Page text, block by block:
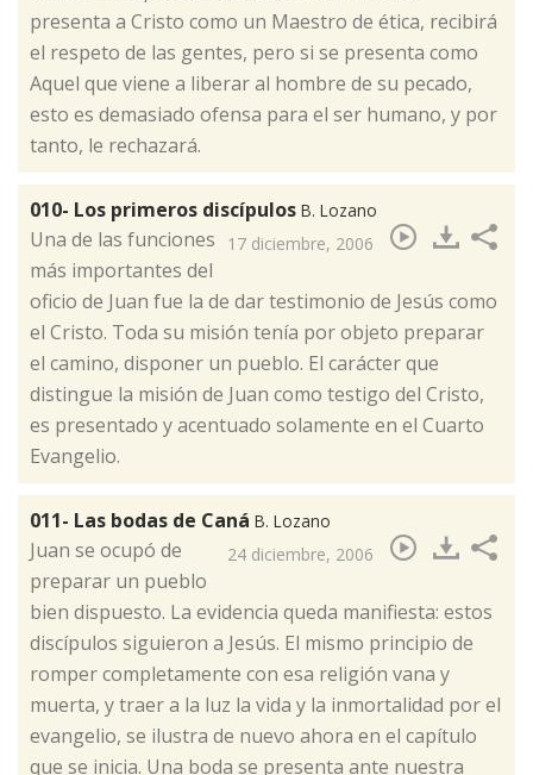
presenta a Cristo como un Maestro de ética, recibirá
el respeto de las gentes, pero si se presenta como
Aquel que viene a liberar al hombre de su pecado,
esto es demasiado ofensa para el ser humano, y por
tanto, le rechazará.
010- Los primeros discípulos B. Lozano
17 diciembre, 2006
​Una de las funciones
más importantes del
oficio de Juan fue la de dar testimonio de Jesús como
el Cristo. Toda su misión tenía por objeto preparar
el camino, disponer un pueblo. El carácter que
distingue la misión de Juan como testigo del Cristo,
es presentado y acentuado solamente en el Cuarto
Evangelio.
011- Las bodas de Caná B. Lozano
24 diciembre, 2006
​Juan se ocupó de
preparar un pueblo
bien dispuesto. La evidencia queda manifiesta: estos
discípulos siguieron a Jesús. El mismo principio de
romper completamente con esa religión vana y
muerta, y traer a la luz la vida y la inmortalidad por el
evangelio, se ilustra de nuevo ahora en el capítulo
que se inicia. Una boda se presenta ante nuestra